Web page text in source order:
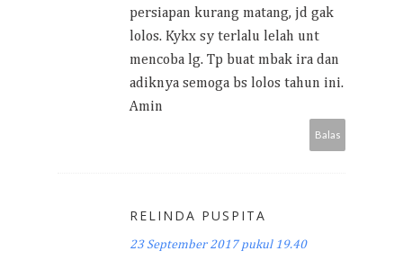
persiapan kurang matang, jd gak
lolos. Kykx sy terlalu lelah unt
mencoba lg. Tp buat mbak ira dan
adiknya semoga bs lolos tahun ini.
Amin
Balas
RELINDA PUSPITA
23 September 2017 pukul 19.40